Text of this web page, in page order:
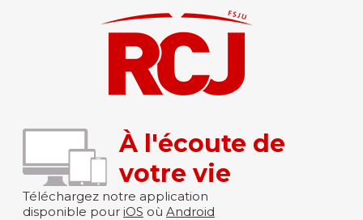
À l'écoute de
votre vie
Téléchargez notre application
disponible pour iOS où Android